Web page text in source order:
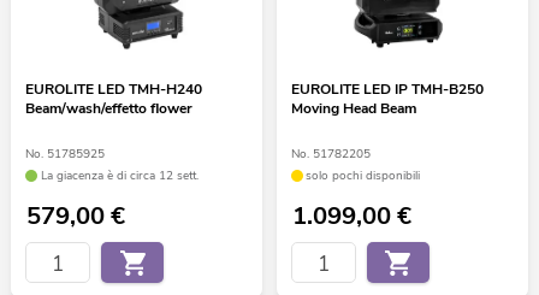
EUROLITE LED TMH-H240
Beam/wash/effetto flower
No. 51785925
La giacenza è di circa 12 sett.
579,00€
EUROLITE LED IP TMH-B250
Moving Head Beam
No. 51782205
solo pochi disponibili
1.099,00€